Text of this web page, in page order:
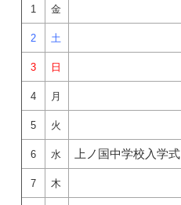
1 金
2 土
3 日
4 月
5 火
6 水 上ノ国中学校入学式
7 木